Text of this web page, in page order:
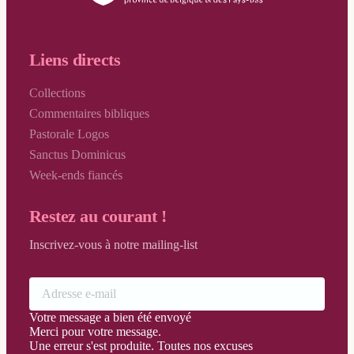
Liens directs
Collections
Commentaires bibliques
Pastorale Logos
Sanctus Dominicus
Week-ends fiancés
Restez au courant !
Inscrivez-vous à notre mailing-list
Votre message a bien été envoyé
Merci pour votre message.
Une erreur s'est produite. Toutes nos excuses